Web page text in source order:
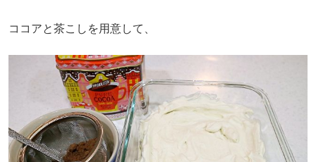
ココアと茶こしを用意して、